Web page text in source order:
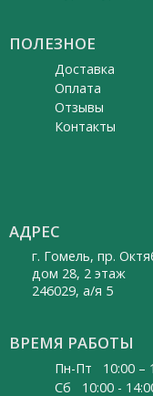
ПОЛЕЗНОЕ
Доставка
Оплата
Отзывы
Контакты
АДРЕС
г. Гомель, пр.
дом 28, 2 этаж
246029, а/я 5
ВРЕМЯ РАБОТЫ
Пн-Пт 10:00 –
Cб 10:00 -